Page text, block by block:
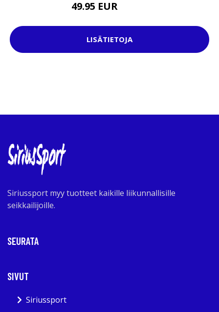
49.95 EUR
LISÄTIETOJA
Siriussport myy tuotteet kaikille liikunnallisille
seikkailijoille.
SEURATA
SIVUT
Siriussport